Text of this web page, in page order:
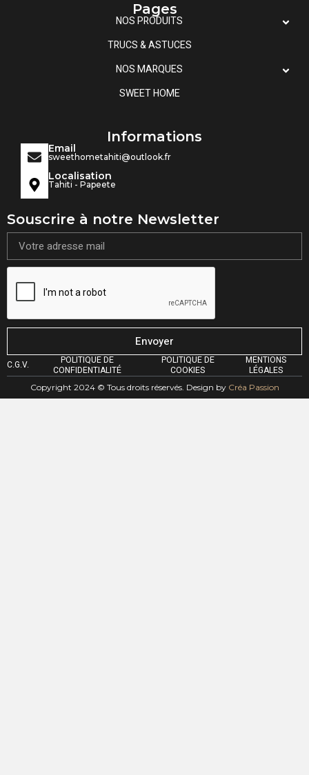
Pages
NOS PRODUITS
TRUCS & ASTUCES
NOS MARQUES
SWEET HOME
Informations
Email
sweethometahiti@outlook.fr
Localisation
Tahiti - Papeete
Souscrire à notre Newsletter
Envoyer
C.G.V.
POLITIQUE DE
CONFIDENTIALITÉ
POLITIQUE DE
COOKIES
MENTIONS
LÉGALES
Copyright 2024 © Tous droits réservés. Design by Créa Passion